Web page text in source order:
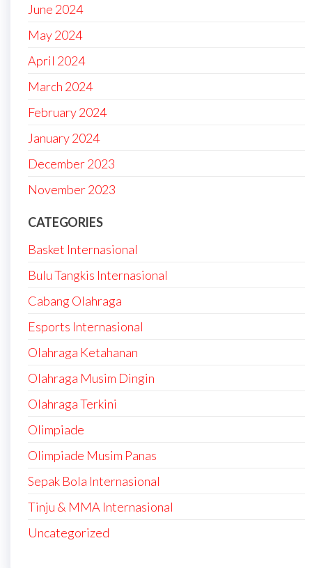
June 2024
May 2024
April 2024
March 2024
February 2024
January 2024
December 2023
November 2023
CATEGORIES
Basket Internasional
Bulu Tangkis Internasional
Cabang Olahraga
Esports Internasional
Olahraga Ketahanan
Olahraga Musim Dingin
Olahraga Terkini
Olimpiade
Olimpiade Musim Panas
Sepak Bola Internasional
Tinju & MMA Internasional
Uncategorized